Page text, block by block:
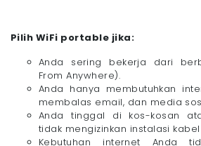
Pilih WiFi portable jika:
Anda sering bekerja dari
From Anywhere).
Anda hanya membutuhkan
membalas email, dan media
Anda tinggal di kos-kosan
tidak mengizinkan instalasi
Kebutuhan internet Anda